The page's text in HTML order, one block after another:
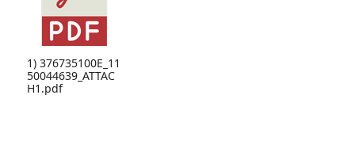
1) 376735100E_11
50044639_ATTAC
H1.pdf